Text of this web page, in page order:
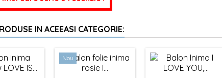
IN ACEEASI CATEGORIE:
Nou